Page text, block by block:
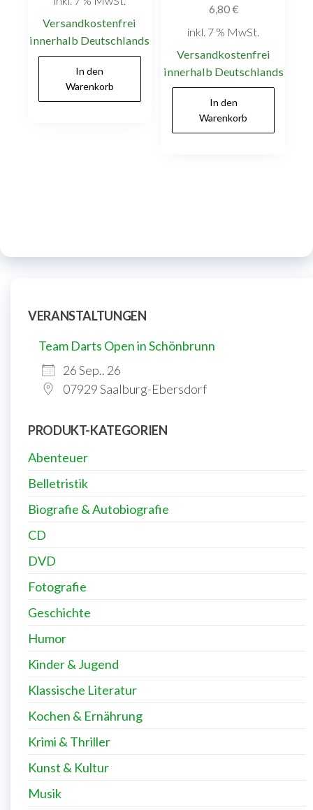
Versandkostenfrei
innerhalb Deutschlands
In den
Warenkorb
6,80€
inkl. 7 % MwSt.
Versandkostenfrei
innerhalb Deutschlands
In den
Warenkorb
VERANSTALTUNGEN
Team Darts Open in Schönbrunn
26 Sep.. 26
07929 Saalburg-Ebersdorf
PRODUKT-KATEGORIEN
Abenteuer
Belletristik
Biografie & Autobiografie
CD
DVD
Fotografie
Geschichte
Humor
Kinder & Jugend
Klassische Literatur
Kochen & Ernährung
Krimi & Thriller
Kunst & Kultur
Musik